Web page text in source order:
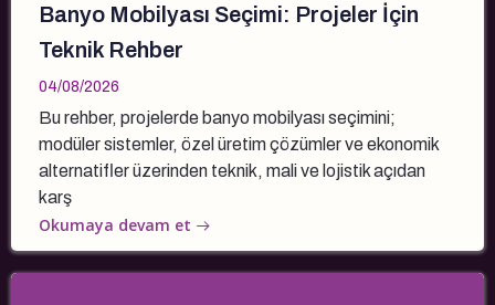
Banyo Mobilyası Seçimi: Projeler İçin
Teknik Rehber
04/08/2026
Bu rehber, projelerde banyo mobilyası seçimini;
modüler sistemler, özel üretim çözümler ve ekonomik
alternatifler üzerinden teknik, mali ve lojistik açıdan
karş
Okumaya devam et